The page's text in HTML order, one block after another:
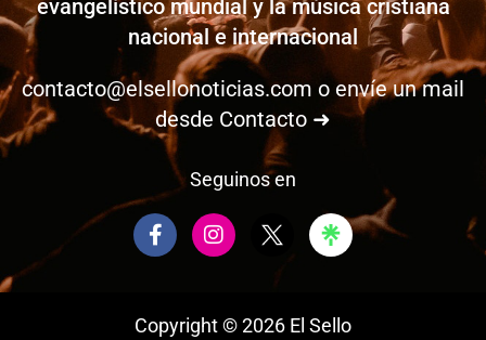
evangelístico mundial y la música cristiana
nacional e internacional
contacto@elsellonoticias.com o envíe un mail
desde Contacto ➜
Seguinos en
F
a
o
I
n
g
Copyright © 2026 El Sello